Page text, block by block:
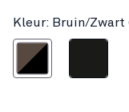
Kleur: Bruin/Zwart
Bruin/Zwart